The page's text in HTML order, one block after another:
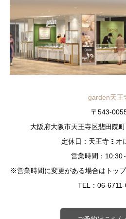
garden天王
〒543-
大阪府大阪市天王寺区悲田院
定休日：天王寺ミオ
営業時間：10:30
※営業時間に変更がある場合はトップ
TEL：06-